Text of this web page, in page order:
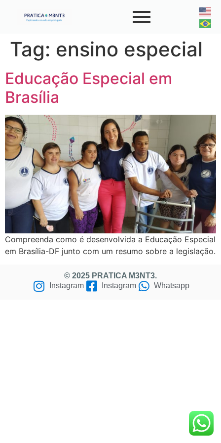
Tag: ensino especial
Educação Especial em
Brasília
Compreenda como é desenvolvida a Educação Especial
em Brasília-DF junto com um resumo sobre a legislação.
© 2025 PRATICA M3NT3.
Instagram
Instagram Whatsapp